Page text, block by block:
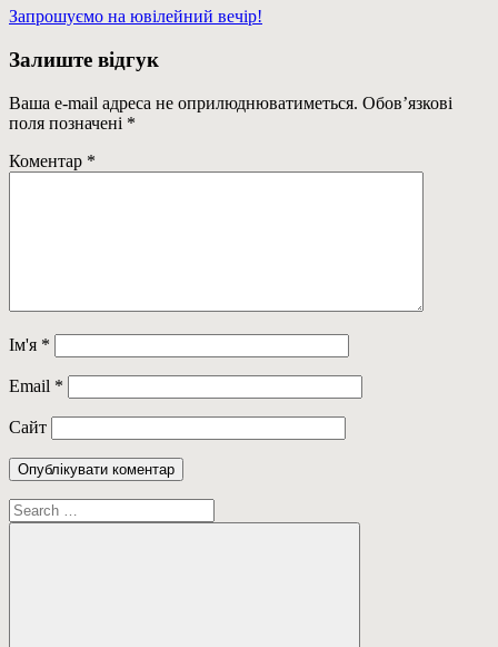
Навігація
записів
Previous
Запрошуємо на ювілейний вечір!
Залиште відгук
Ваша e-mail адреса не оприлюднюватиметься. Обов’язкові
поля позначені *
Коментар *
Ім'я *
Email *
Сайт
Пошук: